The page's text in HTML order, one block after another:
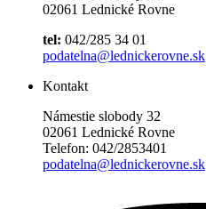
02061 Lednické Rovne
tel: 042/285 34 01
podatelna@lednickerovne.sk
Kontakt
Námestie slobody 32
02061 Lednické Rovne
Telefon: 042/2853401
podatelna@lednickerovne.sk